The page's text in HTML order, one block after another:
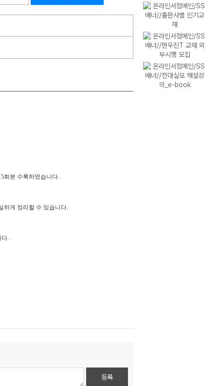
5회분 수록하였습니다.
하게 정리할 수 있습니다.
다.
등록